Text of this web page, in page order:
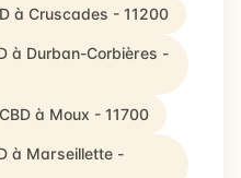
à Cruscades - 11200
à Durban-Corbières -
à Moux - 11700
à Marseillette -